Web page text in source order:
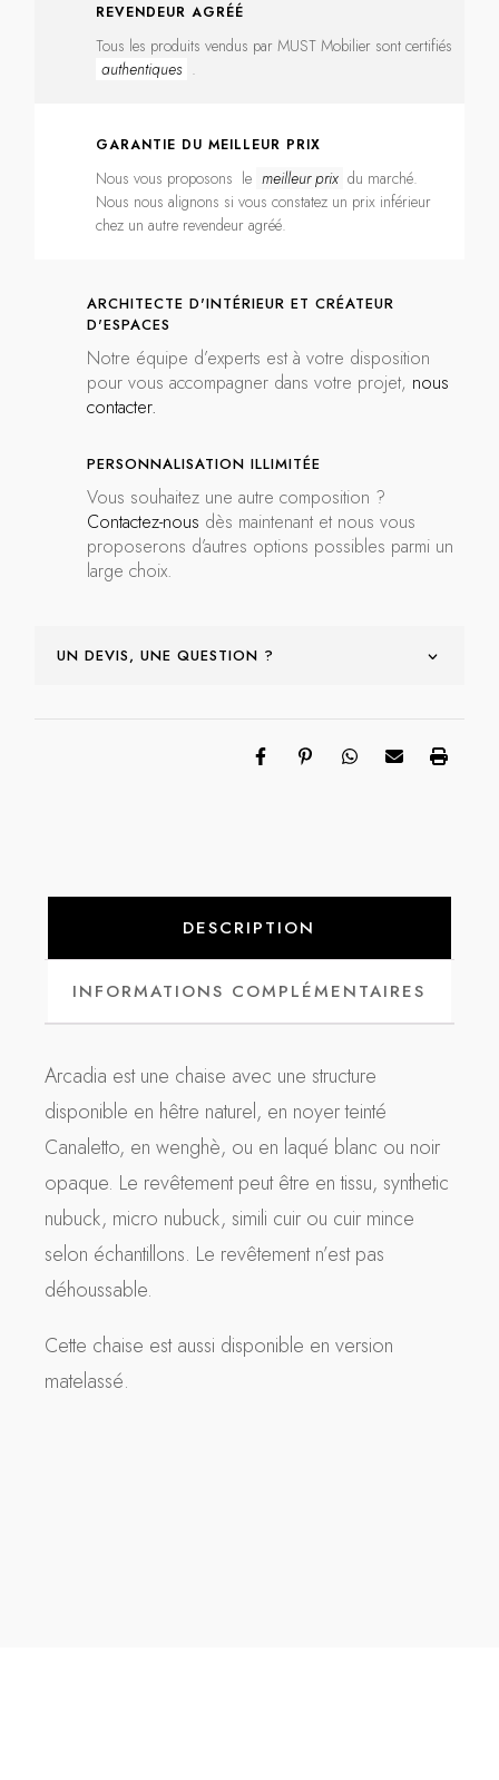
REVENDEUR AGRÉÉ
Tous les produits vendus par MUST Mobilier sont certifiés
authentiques .
GARANTIE DU MEILLEUR PRIX
Nous vous proposons le meilleur prix du marché.
Nous nous alignons si vous constatez un prix inférieur
chez un autre revendeur agréé.
ARCHITECTE D'INTÉRIEUR ET CRÉATEUR
D'ESPACES
Notre équipe d’experts est à votre disposition
pour vous accompagner dans votre projet, nous
contacter.
PERSONNALISATION ILLIMITÉE
Vous souhaitez une autre composition ?
Contactez-nous dès maintenant et nous vous
proposerons d’autres options possibles parmi un
large choix.
UN DEVIS, UNE QUESTION ?
DESCRIPTION
INFORMATIONS COMPLÉMENTAIRES
Arcadia est une chaise avec une structure
disponible en hêtre naturel, en noyer teinté
Canaletto, en wenghè, ou en laqué blanc ou noir
opaque. Le revêtement peut être en tissu, synthetic
nubuck, micro nubuck, simili cuir ou cuir mince
selon échantillons. Le revêtement n’est pas
déhoussable.
Cette chaise est aussi disponible en version
matelassé.